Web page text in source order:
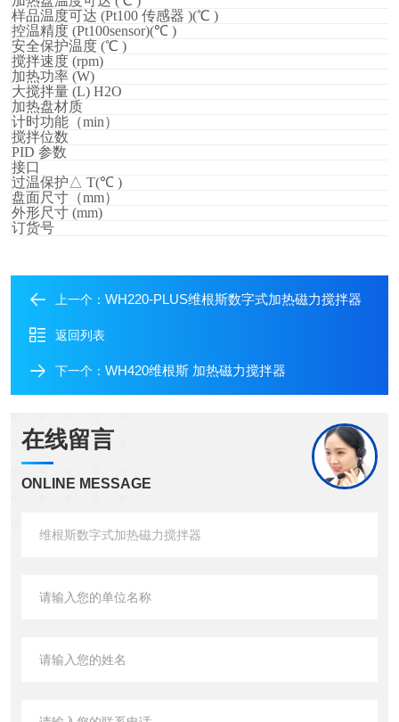
样品温度可达 (Pt100 传感器 )(℃ )
控温精度 (Pt100sensor)(℃ )
安全保护温度 (℃ )
搅拌速度 (rpm)
加热功率 (W)
大搅拌量 (L) H2O
加热盘材质
计时功能（min）
搅拌位数
PID 参数
接口
过温保护△ T(℃ )
盘面尺寸（mm）
外形尺寸 (mm)
订货号
上一个： WH220-PLUS维根斯数字式加热磁力搅拌器
返回列表
下一个： WH420维根斯 加热磁力搅拌器
在线留言
ONLINE MESSAGE